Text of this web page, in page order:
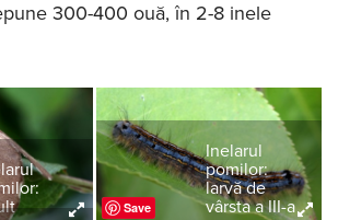
300-400 ouă, în 2-8 inele
Save
Inelarul
pomilor:
larvă de
vârsta a III-a